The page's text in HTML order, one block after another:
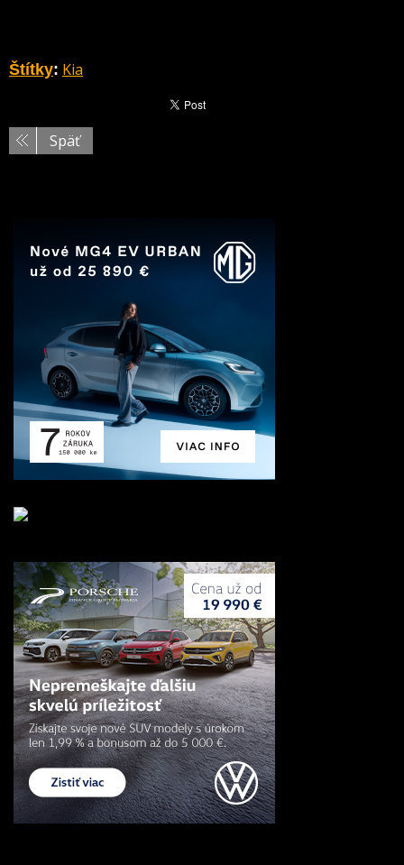
Štítky: Kia
Späť